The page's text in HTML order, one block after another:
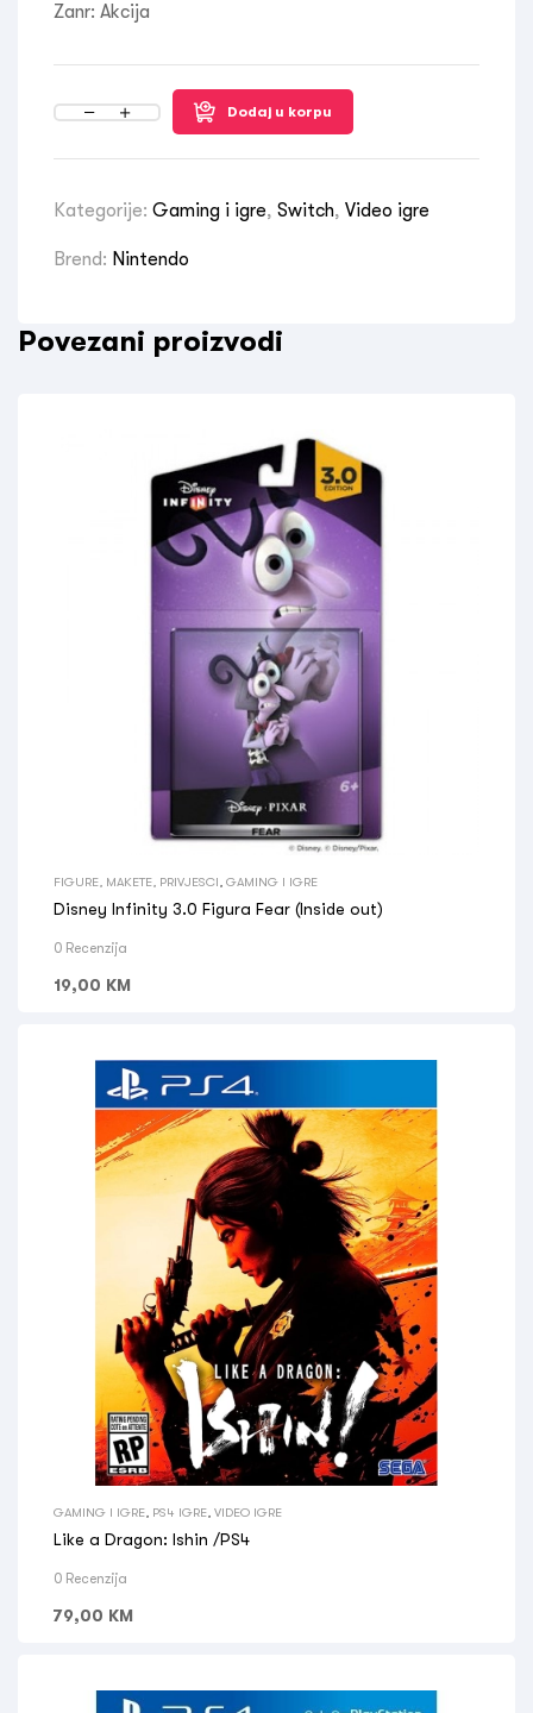
Zanr: Akcija
Dodaj u korpu
Kategorije: Gaming i igre, Switch, Video igre
Brend: Nintendo
Povezani proizvodi
FIGURE, MAKETE, PRIVJESCI GAMING I IGRE
Disney Infinity 3.0 Figura Fear (Inside out)
0 Recenzija
19,00 KM
GAMING I IGRE PS4 IGRE VIDEO IGRE
Like a Dragon: Ishin /PS4
0 Recenzija
79,00 KM